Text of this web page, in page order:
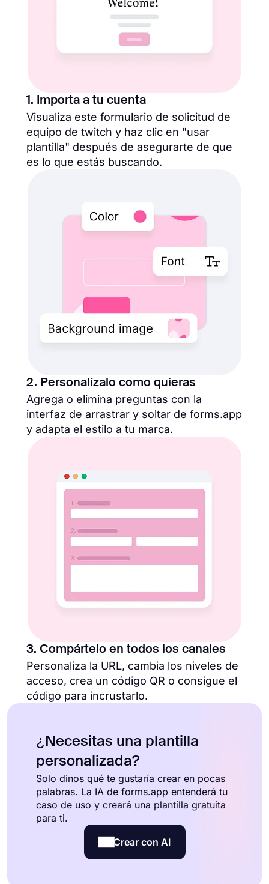
1. Importa a tu cuenta
Visualiza este formulario de solicitud de
equipo de twitch y haz clic en "usar
plantilla" después de asegurarte de que
es lo que estás buscando.
2. Personalízalo como quieras
Agrega o elimina preguntas con la
interfaz de arrastrar y soltar de forms.app
y adapta el estilo a tu marca.
3. Compártelo en todos los canales
Personaliza la URL, cambia los niveles de
acceso, crea un código QR o consigue el
código para incrustarlo.
¿Necesitas una plantilla
personalizada?
Solo dinos qué te gustaría crear en pocas
palabras. La IA de forms.app entenderá tu
caso de uso y creará una plantilla gratuita
para ti.
Crear con AI